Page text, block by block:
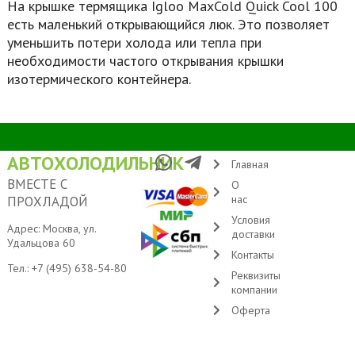
На крышке термящика Igloo MaxCold Quick Cool 100
есть маленький открывающийся люк. Это позволяет
уменьшить потери холода или тепла при
необходимости частого открывания крышки
изотермического контейнера.
АВТОХОЛОДИЛЬНИК
ВМЕСТЕ С
ПРОХЛАДОЙ
Адрес: Москва, ул.
Удальцова 60
Тел.: +7 (495) 638-54-80
Главная
О
нас
Условия
доставки
Контакты
Реквизиты
компании
Оферта